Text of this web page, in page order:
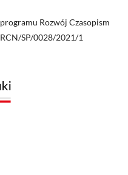
Rozwój Czasopism
SP/0028/2021/1